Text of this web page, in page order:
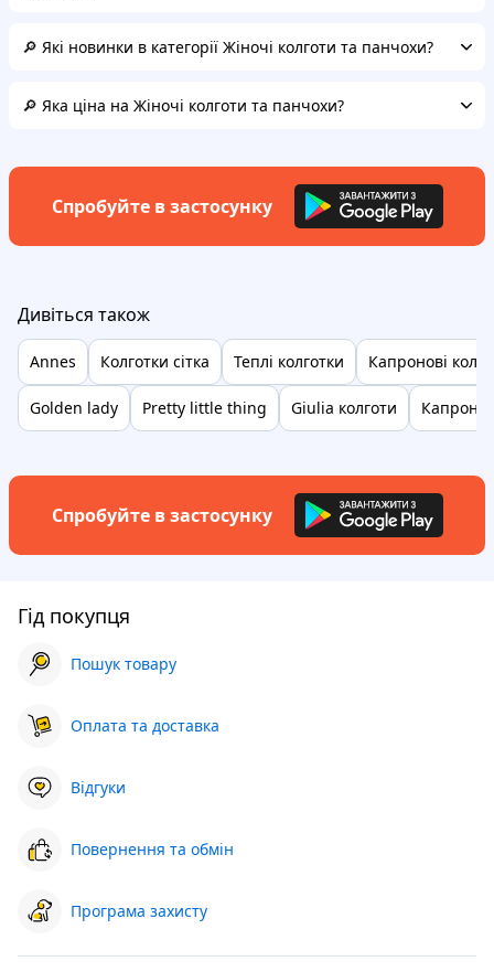
🔎 Які новинки в категорії Жіночі колготи та панчохи?
🔎 Яка ціна на Жіночі колготи та панчохи?
Спробуйте в застосунку
Дивіться також
Annes Колготки сітка Теплі колготки Капронові
Golden lady Pretty little thing Giulia колготи
Спробуйте в застосунку
Гід покупця
Пошук товару
Оплата та доставка
Відгуки
Повернення та обмін
Програма захисту